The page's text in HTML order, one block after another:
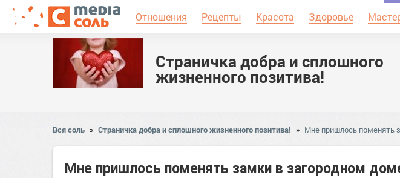
Отношения Рецепты Красота Здоровье
Страничка добра и сплошного
жизненного позитива!
Вся соль » Страничка добра и сплошного жизненного позитива! » Мне пришлось поменять
Мне пришлось поменять замки в загородном